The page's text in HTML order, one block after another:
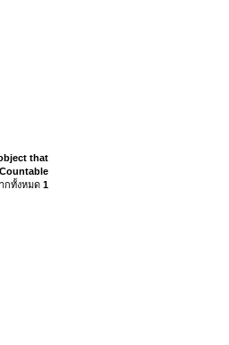
that
กทั้งหมด 1